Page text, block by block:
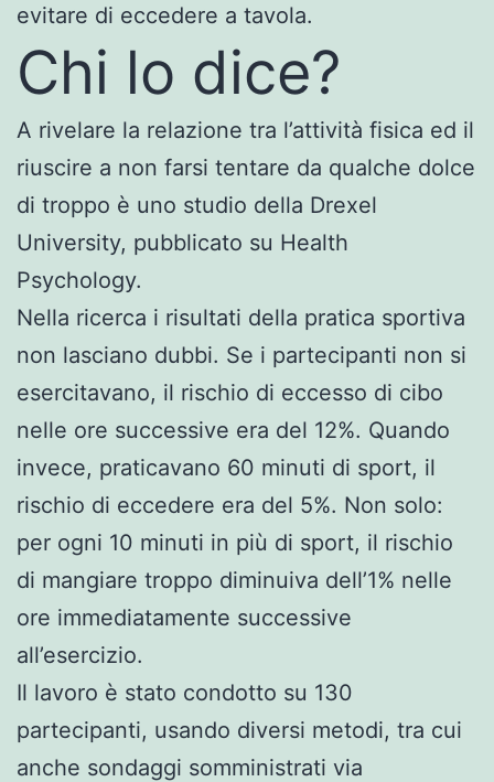
evitare di eccedere a tavola.
Chi lo dice?
A rivelare la relazione tra l’attività fisica ed il
riuscire a non farsi tentare da qualche dolce
di troppo è uno studio della Drexel
University, pubblicato su Health
Psychology.
Nella ricerca i risultati della pratica sportiva
non lasciano dubbi. Se i partecipanti non si
esercitavano, il rischio di eccesso di cibo
nelle ore successive era del 12%. Quando
invece, praticavano 60 minuti di sport, il
rischio di eccedere era del 5%. Non solo:
per ogni 10 minuti in più di sport, il rischio
di mangiare troppo diminuiva dell’1% nelle
ore immediatamente successive
all’esercizio.
Il lavoro è stato condotto su 130
partecipanti, usando diversi metodi, tra cui
anche sondaggi somministrati via